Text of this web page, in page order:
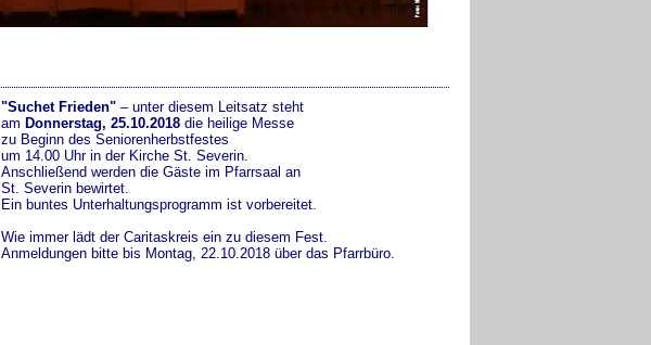
"Suchet Frieden" – unter diesem Leitsatz steht
am Donnerstag, 25.10.2018 die heilige Messe
zu Beginn des Seniorenherbstfestes
um 14.00 Uhr in der Kirche St. Severin.
Anschließend werden die Gäste im Pfarrsaal an
St. Severin bewirtet.
Ein buntes Unterhaltungsprogramm ist vorbereitet.
Wie immer lädt der Caritaskreis ein zu diesem Fest.
Anmeldungen bitte bis Montag, 22.10.2018 über das Pfarrbüro.